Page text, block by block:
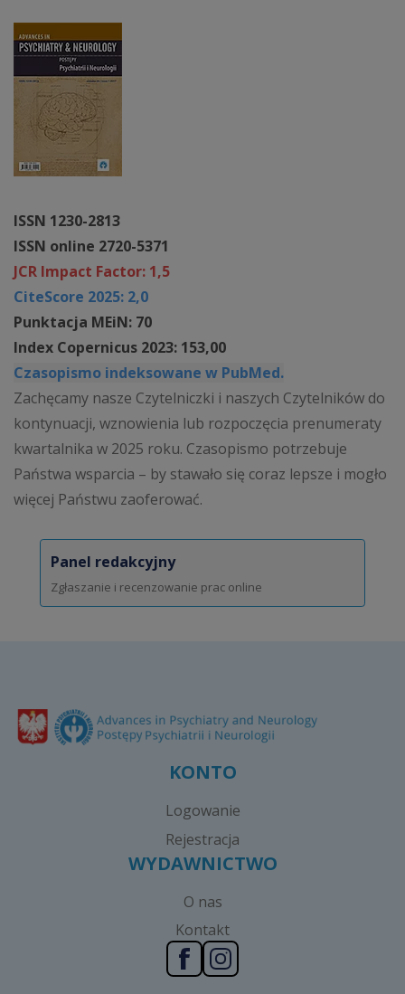
ISSN 1230-2813
ISSN online 2720-5371
JCR Impact Factor: 1,5
CiteScore 2025: 2,0
Punktacja MEiN: 70
Index Copernicus 2023: 153,00
Czasopismo indeksowane w PubMed.
Zachęcamy nasze Czytelniczki i naszych Czytelników do
kontynuacji, wznowienia lub rozpoczęcia prenumeraty
kwartalnika w 2025 roku. Czasopismo potrzebuje
Państwa wsparcia – by stawało się coraz lepsze i mogło
więcej Państwu zaoferować.
Panel redakcyjny
Zgłaszanie i recenzowanie prac online
KONTO
Logowanie
Rejestracja
WYDAWNICTWO
O nas
Kontakt